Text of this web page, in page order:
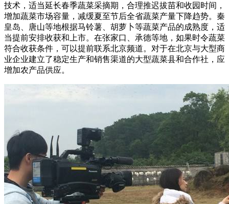
技术，适当延长春季蔬菜采摘期，合理推迟拔苗和收园时间，
增加蔬菜市场容量，减缓夏至节后全省蔬菜产量下降趋势。秦
皇岛、唐山等地根据马铃薯、胡萝卜等蔬菜产品的成熟度，适
当提前安排收获和上市。在张家口、承德等地，如果时令蔬菜
符合收获条件，可以提前联系北京频道。对于在北京与大型商
业企业建立了稳定生产和销售渠道的大型蔬菜县和合作社，应
增加农产品供应。